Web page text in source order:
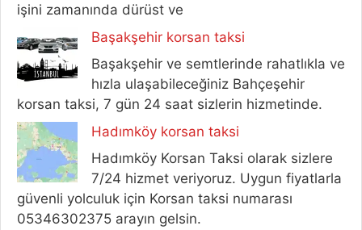
işini zamanında dürüst ve
Başakşehir korsan taksi
Başakşehir ve semtlerinde rahatlıkla ve
hızla ulaşabileceğiniz Bahçeşehir
korsan taksi, 7 gün 24 saat sizlerin hizmetinde.
Hadımköy korsan taksi
Hadımköy Korsan Taksi olarak sizlere
7/24 hizmet veriyoruz. Uygun fiyatlarla
güvenli yolculuk için Korsan taksi numarası
05346302375 arayın gelsin.